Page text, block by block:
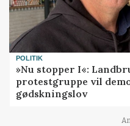
POLITIK
»Nu stopper I«:
protestgruppe vil
gødskningslov